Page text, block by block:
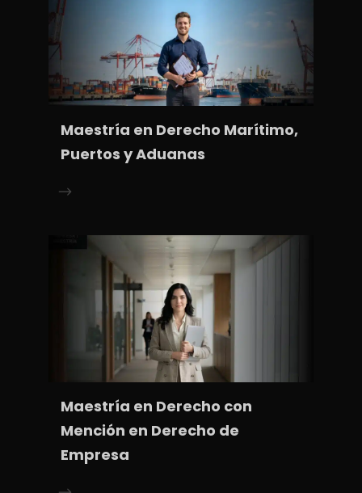
Maestría en Derecho Marítimo,
Puertos y Aduanas
Maestría en Derecho con
Mención en Derecho de
Empresa